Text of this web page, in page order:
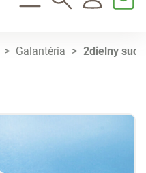
> Galantéria > 2dielny